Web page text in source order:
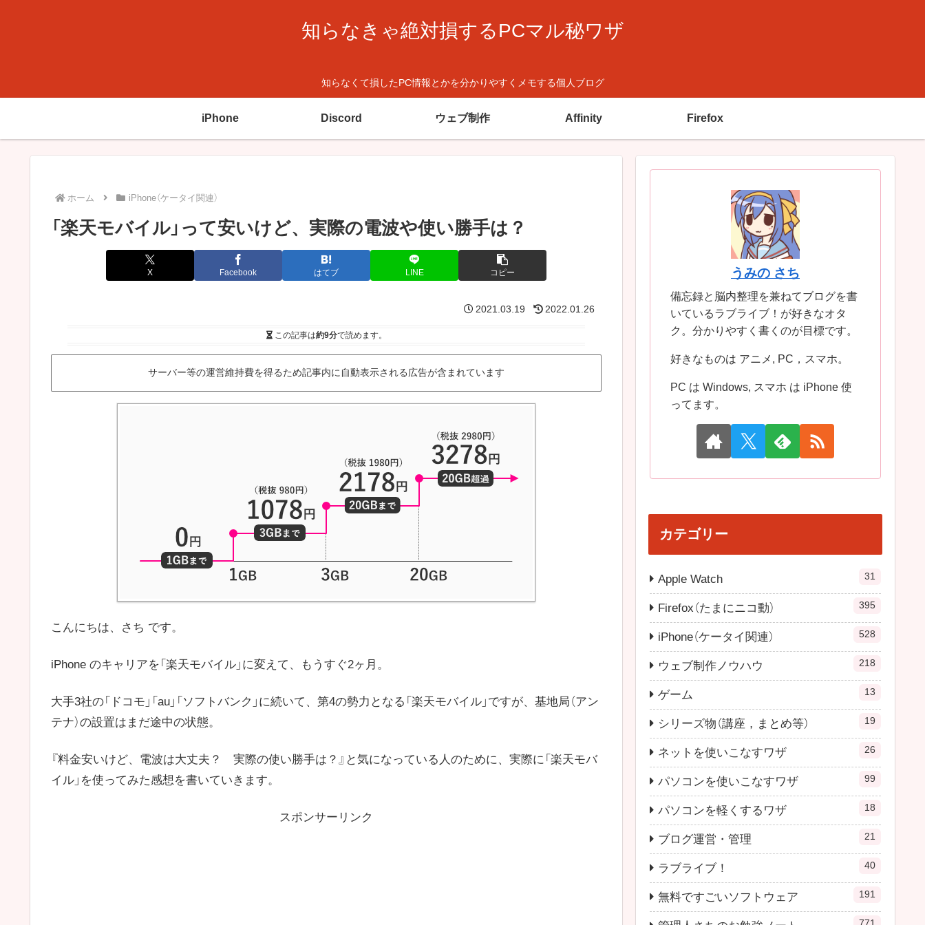
知らなきゃ絶対損するPCマル秘ワザ
知らなくて損したPC情報とかを分かりやすくメモする個人ブログ
iPhone Discord ウェブ制作 Affinity Firefox
ホーム iPhone（ケータイ関連）
「楽天モバイル」って安いけど、実際の電波や使い勝手は？
X Facebook はてブ LINE コピー
2021.03.19 2022.01.26
この記事は約9分で読めます。
サーバー等の運営維持費を得るため記事内に自動表示される広告が含まれています
こんにちは、さち です。
iPhone のキャリアを「楽天モバイル」に変えて、もうすぐ2ヶ月。
大手3社の「ドコモ」「au」「ソフトバンク」に続いて、第4の勢力となる「楽天モバイル」ですが、基地局（アン
テナ）の設置はまだ途中の状態。
『料金安いけど、電波は大丈夫？ 実際の使い勝手は？』と気になっている人のために、実際に「楽天モバ
イル」を使ってみた感想を書いていきます。
スポンサーリンク
うみの さち
備忘録と脳内整理を兼ねてブログを書
いているラブライブ！が好きなオタ
ク。分かりやすく書くのが目標です。
好きなものは アニメ, PC，スマホ。
PC は Windows, スマホ は iPhone 使
ってます。
カテゴリー
Apple Watch 31
Firefox（たまにニコ動） 395
iPhone（ケータイ関連） 528
ウェブ制作ノウハウ 218
ゲーム 13
シリーズ物（講座，まとめ等） 19
ネットを使いこなすワザ 26
パソコンを使いこなすワザ 99
パソコンを軽くするワザ 18
ブログ運営・管理 21
ラブライブ！ 40
無料ですごいソフトウェア 191